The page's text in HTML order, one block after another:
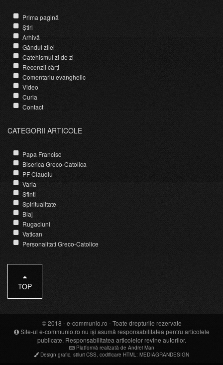
Prima pagină
Știri
Arhivă
Gândul zilei
Catehismul zi de zi
Recenzii cărți
Comentariu evanghelic
Video
Curia
Contact
CATEGORII ARTICOLE
Papa Francisc
Biserica Greco-Catolica
PF Claudiu
Varia
Sfinti
Spiritualitate
Blaj
Rugaciuni
Vatican
Personalitati Greco-Catolice
TOP
© 2018 -e-communio.ro - Toate drepturile rezervate
Site-ul e-communio.ro nu își asumă responsabilitatea pentru articolele
publicate. Responsabilitatea articolelor revine autorilor.
Platformă realizată de Andrei Man
Design grafic stiluri CSS codificare HTML : MEDIAGRANDESIGN